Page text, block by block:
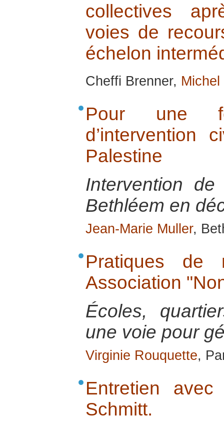
collectives
voies de
échelon
Cheffi Brenner,
Pour une
d’intervention
Palestine
Intervention
Bethléem en
Jean-Marie Muller,
Pratiques de
Association
Écoles,
une voie pour
Virginie Rouquette,
Entretien avec
Schmitt.